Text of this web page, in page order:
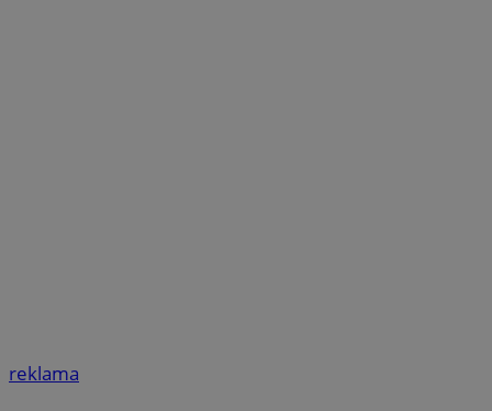
reklama